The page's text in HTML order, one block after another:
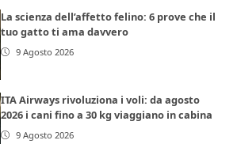
La scienza dell’affetto felino: 6 prove che il
tuo gatto ti ama davvero
9 Agosto 2026
ITA Airways rivoluziona i voli: da agosto
2026 i cani fino a 30 kg viaggiano in cabina
9 Agosto 2026